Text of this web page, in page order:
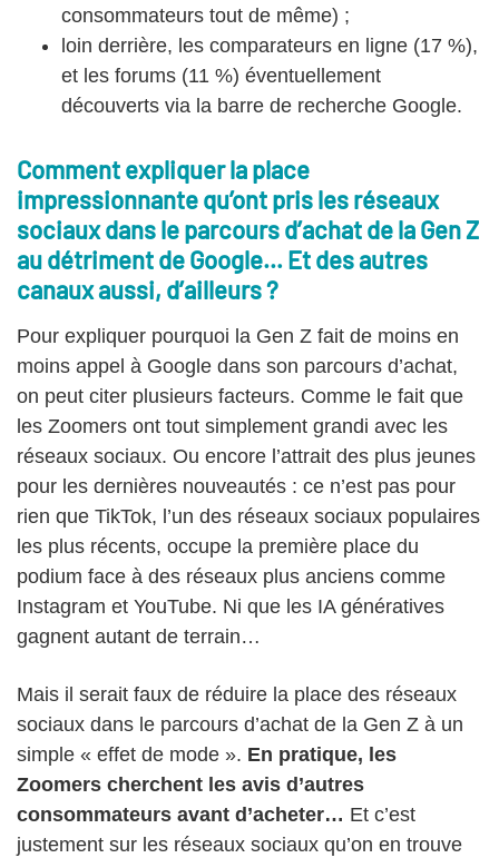
consommateurs tout de même) ;
loin derrière, les comparateurs en ligne (17 %),
et les forums (11 %) éventuellement
découverts via la barre de recherche Google.
Comment expliquer la place
impressionnante qu’ont pris les réseaux
sociaux dans le parcours d’achat de la Gen Z
au détriment de Google… Et des autres
canaux aussi, d’ailleurs ?
Pour expliquer pourquoi la Gen Z fait de moins en
moins appel à Google dans son parcours d’achat,
on peut citer plusieurs facteurs. Comme le fait que
les Zoomers ont tout simplement grandi avec les
réseaux sociaux. Ou encore l’attrait des plus jeunes
pour les dernières nouveautés : ce n’est pas pour
rien que TikTok, l’un des réseaux sociaux populaires
les plus récents, occupe la première place du
podium face à des réseaux plus anciens comme
Instagram et YouTube. Ni que les IA génératives
gagnent autant de terrain…
Mais il serait faux de réduire la place des réseaux
sociaux dans le parcours d’achat de la Gen Z à un
simple « effet de mode ». En pratique, les
Zoomers cherchent les avis d’autres
consommateurs avant d’acheter… Et c’est
justement sur les réseaux sociaux qu’on en trouve